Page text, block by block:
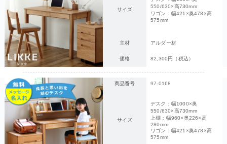
サイズ
550/630×高730mm
ワゴン：幅421×奥478×高
575mm
主材 アルダー材
価格 82,300円（税込）
商品番号 97-0168
サイズ
デスク：幅1000×奥
550/630×高730mm
上棚：幅960×奥226×高
280mm
ワゴン：幅421×奥478×高
575mm